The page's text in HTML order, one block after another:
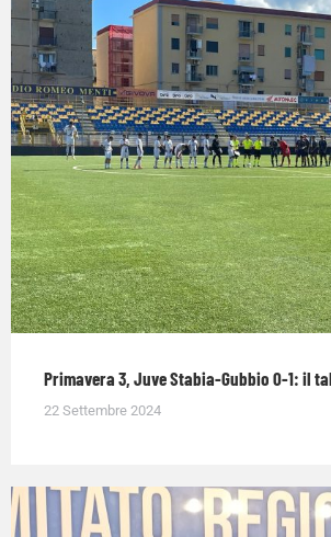
Primavera 3, Juve Stabia-Gubbio 0-1: il
22 Settembre 2024